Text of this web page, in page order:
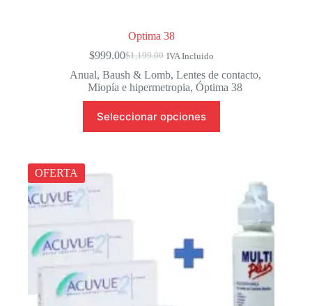
Optima 38
$1,199.00
El
precio
original
era:
$1,199.00.
$999.00El
precio
actual
es:
$999.00.
IVA Incluido
Anual, Baush & Lomb, Lentes de contacto,
Miopía e hipermetropia,Óptima 38
Seleccionar opciones
producto
tiene
página
OFERTA